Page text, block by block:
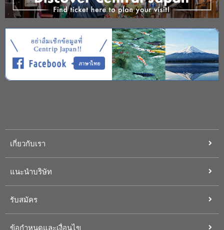
เกี่ยวกับเรา
แนะนำบริษัท
รับสมัคร
ข้อกำหนดและเงื่อนไข